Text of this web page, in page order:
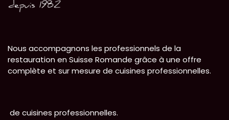
Nous accompagnons les professionnels de la
restauration en Suisse Romande grâce à une offre
complète et sur mesure de cuisines professionnelles.
de cuisines professionnelles.